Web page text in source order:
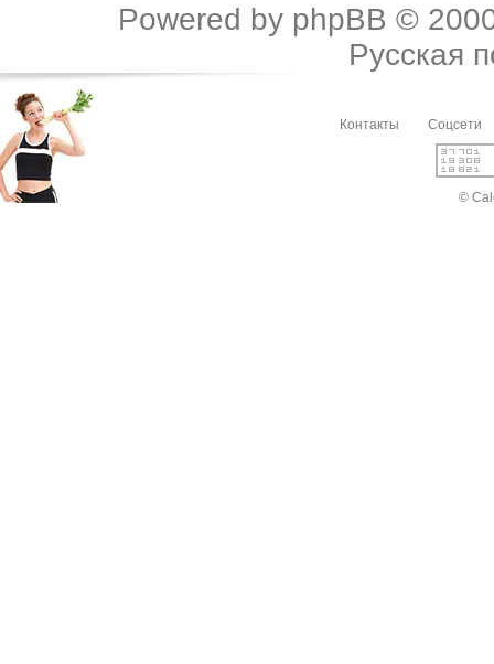
Powered by phpBB ©
Русская
Контакты Соцсети
©